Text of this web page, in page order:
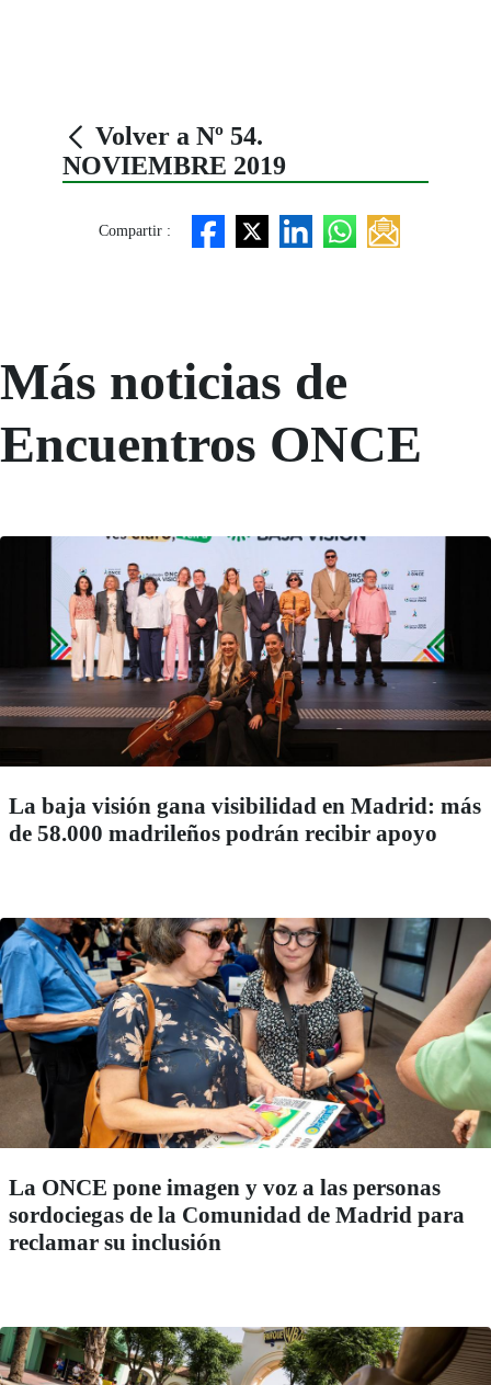
Volver a Nº 54.
NOVIEMBRE 2019
Compartir :
Más noticias de
Encuentros ONCE
La baja visión gana visibilidad en Madrid: más
de 58.000 madrileños podrán recibir apoyo
La ONCE pone imagen y voz a las personas
sordociegas de la Comunidad de Madrid para
reclamar su inclusión